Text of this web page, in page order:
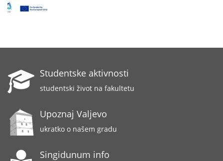
Studentske aktivnosti
studentski život na fakultetu
Upoznaj Valjevo
ukratko o našem gradu
Singidunum info